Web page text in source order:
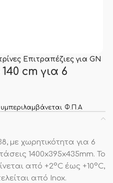
Επιτραπέζιες για GN
cm για 6
Φ.Π.Α
με χωρητικότητα για 6
1400x395x435mm. Το
από +2°C έως +10°C,
από Inox.